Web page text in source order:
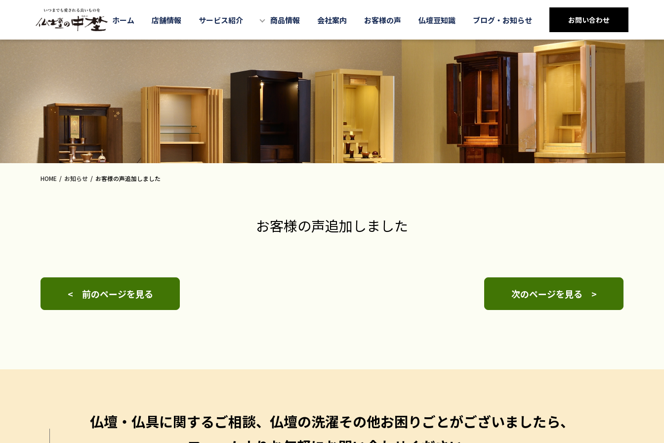
ホーム 店舗情報 サービス紹介 商品情報 会社案内 お客様の声 仏壇豆知識 ブログ・お知らせ お問い合わせ
HOME お知らせ お客様の声追加しました
お客様の声追加しました
< 前のページを見る 次のページを見る >
仏壇・仏具に関するご相談、仏壇の洗濯その他お困りごとがございましたら、